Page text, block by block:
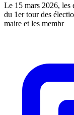
Le 15 mars 2026, les
du 1er tour des
maire et les membr